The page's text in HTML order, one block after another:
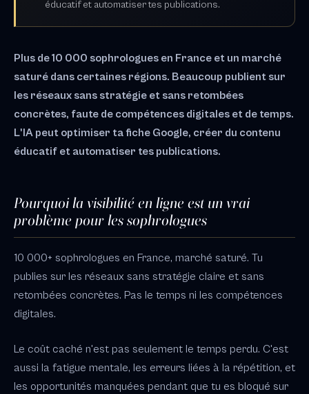
éducatif et automatiser tes publications.
Plus de 10 000 sophrologues en France et un marché
saturé dans certaines régions. Beaucoup publient sur
les réseaux sans stratégie et sans retombées
concrètes, faute de compétences digitales et de temps.
L'IA peut optimiser ta fiche Google, créer du contenu
éducatif et automatiser tes publications.
Pourquoi la visibilité en ligne est un vrai
problème pour les sophrologues
10 000+ sophrologues en France, marché saturé. Tu
publies sur les réseaux sans stratégie claire et sans
retombées concrètes. Pas le temps ni les compétences
digitales.
Le coût caché n'est pas seulement le temps perdu. C'est
aussi la fatigue mentale, les erreurs liées à la répétition, et
les opportunités manquées pendant que tu es bloqué sur